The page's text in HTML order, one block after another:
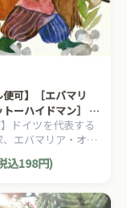
の
以上 →
便可】［エバマリ
トーハイドマン］ ポ
ド 小人の山歩き
】ドイツを代表する
、エバマリア・オッ
ドマン（Eva Maria
）のイラスト
ーズ」。
込198円)